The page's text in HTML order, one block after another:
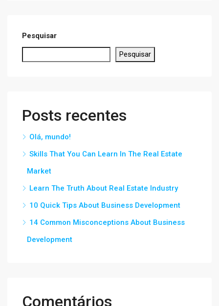
Pesquisar
Pesquisar
Posts recentes
Olá, mundo!
Skills That You Can Learn In The Real Estate
Market
Learn The Truth About Real Estate Industry
10 Quick Tips About Business Development
14 Common Misconceptions About Business
Development
Comentários